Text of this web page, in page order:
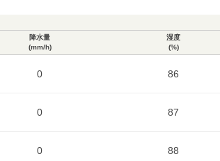
降水量
(mm/h)
湿度
(%)
0 86
0 87
0 88